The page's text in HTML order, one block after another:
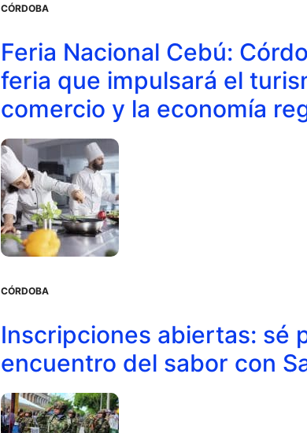
CÓRDOBA
Feria Nacional Cebú:
feria que impulsará el
comercio y la economía
CÓRDOBA
Inscripciones abiertas: sé
encuentro del sabor con